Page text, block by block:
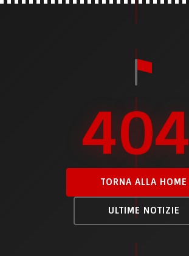
404
TORNA ALLA HOME
ULTIME NOTIZIE